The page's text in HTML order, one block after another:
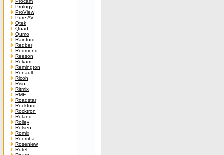
Procam
Prology
ProView
Pure AV
Qtek
Quad
Qumo
Rainford
Redber
Redmond
Reeson
Rekam
Remington
Renault
Ricoh
Riso
Ritmix
RME
Roadstar
Rockford
Rocktron
Roland
Rolley
Rolsen
Romix
Roomba
Rosenlew
Rotel